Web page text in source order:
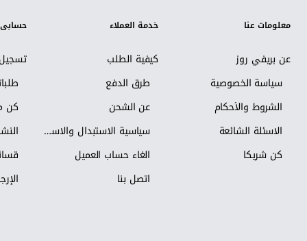
معلومات عنا
عن بريفي روز
سياسة الخصوصية
الشروط والأحكام
الاسئلة الشائعة
كن شريكاً
خدمة العملاء
كيفية الطلب
طرق الدفع
عن الشحن
سياسية الاستبدال والاسترجاع
الغاء حساب العميل
اتصل بنا
حسابي
كن